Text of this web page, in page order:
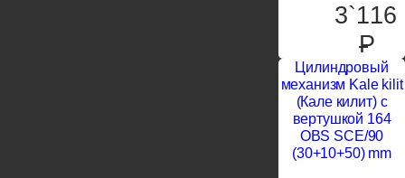
3`116
P
Цилиндровый
механизм Kale kilit
(Кале килит) с
вертушкой 164
OBS SCE/90
(30+10+50) mm